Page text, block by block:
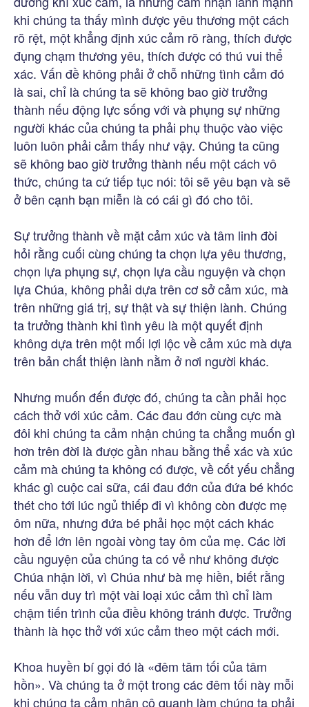
khi chúng ta thấy mình được yêu thương một cách
rõ rệt, một khẳng định xúc cảm rõ ràng, thích được
đụng chạm thương yêu, thích được có thú vui thể
xác. Vấn đề không phải ở chỗ những tình cảm đó
là sai, chỉ là chúng ta sẽ không bao giờ trưởng
thành nếu động lực sống với và phụng sự những
người khác của chúng ta phải phụ thuộc vào việc
luôn luôn phải cảm thấy như vậy. Chúng ta cũng
sẽ không bao giờ trưởng thành nếu một cách vô
thức, chúng ta cứ tiếp tục nói: tôi sẽ yêu bạn và sẽ
ở bên cạnh bạn miễn là có cái gì đó cho tôi.
Sự trưởng thành về mặt cảm xúc và tâm linh đòi
hỏi rằng cuối cùng chúng ta chọn lựa yêu thương,
chọn lựa phụng sự, chọn lựa cầu nguyện và chọn
lựa Chúa, không phải dựa trên cơ sở cảm xúc, mà
trên những giá trị, sự thật và sự thiện lành. Chúng
ta trưởng thành khi tình yêu là một quyết định
không dựa trên một mối lợi lộc về cảm xúc mà dựa
trên bản chất thiện lành nằm ở nơi người khác.
Nhưng muốn đến được đó, chúng ta cần phải học
cách thở với xúc cảm. Các đau đớn cùng cực mà
đôi khi chúng ta cảm nhận chúng ta chẳng muốn gì
hơn trên đời là được gần nhau bằng thể xác và xúc
cảm mà chúng ta không có được, về cốt yếu chẳng
khác gì cuộc cai sữa, cái đau đớn của đứa bé khóc
thét cho tới lúc ngủ thiếp đi vì không còn được mẹ
ôm nữa, nhưng đứa bé phải học một cách khác
hơn để lớn lên ngoài vòng tay ôm của mẹ. Các lời
cầu nguyện của chúng ta có vẻ như không được
Chúa nhận lời, vì Chúa như bà mẹ hiền, biết rằng
nếu vẫn duy trì một vài loại xúc cảm thì chỉ làm
chậm tiến trình của điều không tránh được. Trưởng
thành là học thở với xúc cảm theo một cách mới.
Khoa huyền bí gọi đó là «đêm tăm tối của tâm
hồn». Và chúng ta ở một trong các đêm tối này mỗi
khi chúng ta cảm nhận cô quạnh làm chúng ta phải